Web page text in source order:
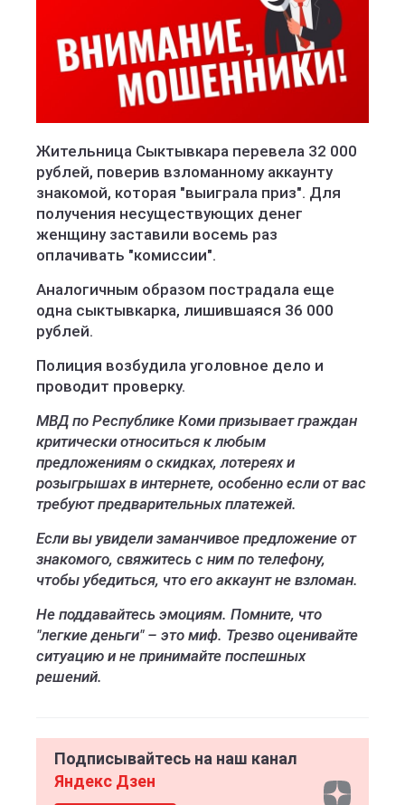
Жительница Сыктывкара перевела 32 000
рублей, поверив взломанному аккаунту
знакомой, которая "выиграла приз". Для
получения несуществующих денег
женщину заставили восемь раз
оплачивать "комиссии".
Аналогичным образом пострадала еще
одна сыктывкарка, лишившаяся 36 000
рублей.
Полиция возбудила уголовное дело и
проводит проверку.
МВД по Республике Коми призывает граждан
критически относиться к любым
предложениям о скидках, лотереях и
розыгрышах в интернете, особенно если от вас
требуют предварительных платежей.
Если вы увидели заманчивое предложение от
знакомого, свяжитесь с ним по телефону,
чтобы убедиться, что его аккаунт не взломан.
Не поддавайтесь эмоциям. Помните, что
"легкие деньги" – это миф. Трезво оценивайте
ситуацию и не принимайте поспешных
решений.
Подписывайтесь на наш канал
Яндекс Дзен